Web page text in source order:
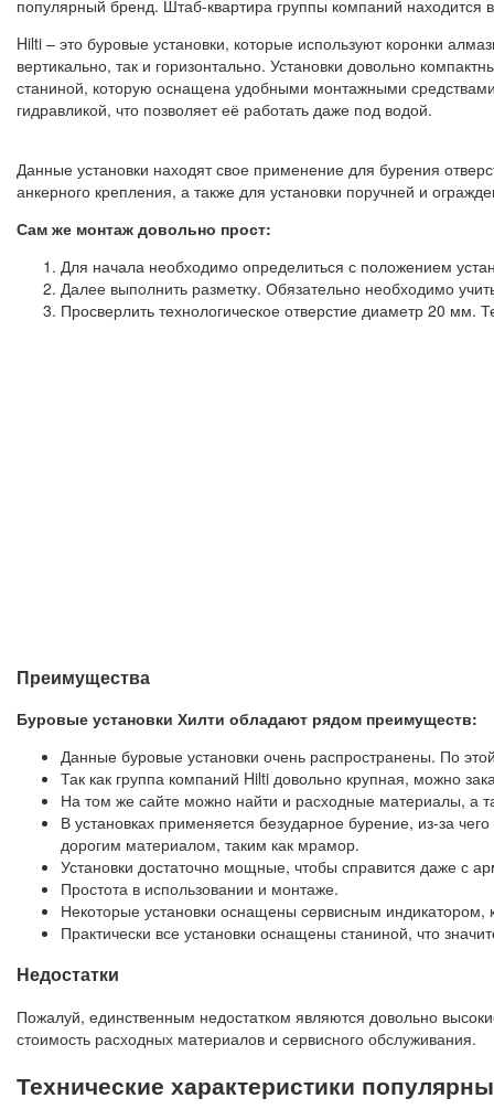
популярный бренд. Штаб-квартира группы компаний находится
Hilti – это буровые установки, которые используют коронки
вертикально, так и горизонтально. Установки довольно
станиной, которую оснащена удобными монтажными
гидравликой, что позволяет её работать даже под водой.
Данные установки находят свое применение для бурения
анкерного крепления, а также для установки поручней и
Сам же монтаж довольно прост:
Для начала необходимо определиться с положением
Далее выполнить разметку. Обязательно необходимо
Просверлить технологическое отверстие диаметр 20 мм.
Преимущества
Буровые установки Хилти обладают рядом преимуществ:
Данные буровые установки очень распространены. По
Так как группа компаний Hilti довольно крупная, можно
На том же сайте можно найти и расходные материалы, а
В установках применяется безударное бурение, из-за
дорогим материалом, таким как мрамор.
Установки достаточно мощные, чтобы справится даже с
Простота в использовании и монтаже.
Некоторые установки оснащены сервисным индикатором,
Практически все установки оснащены станиной, что
Недостатки
Пожалуй, единственным недостатком являются довольно
стоимость расходных материалов и сервисного обслуживания.
Технические характеристики